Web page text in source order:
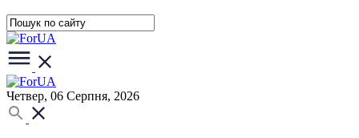
Четвер, 06 Серпня, 2026